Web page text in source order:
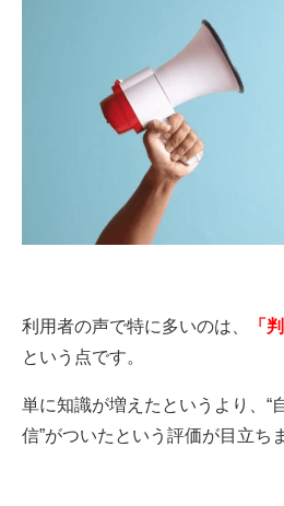
利用者の声で特に多いのは、
「
という点です。
単に知識が増えたというより、“
信”がついたという評価が目立ち